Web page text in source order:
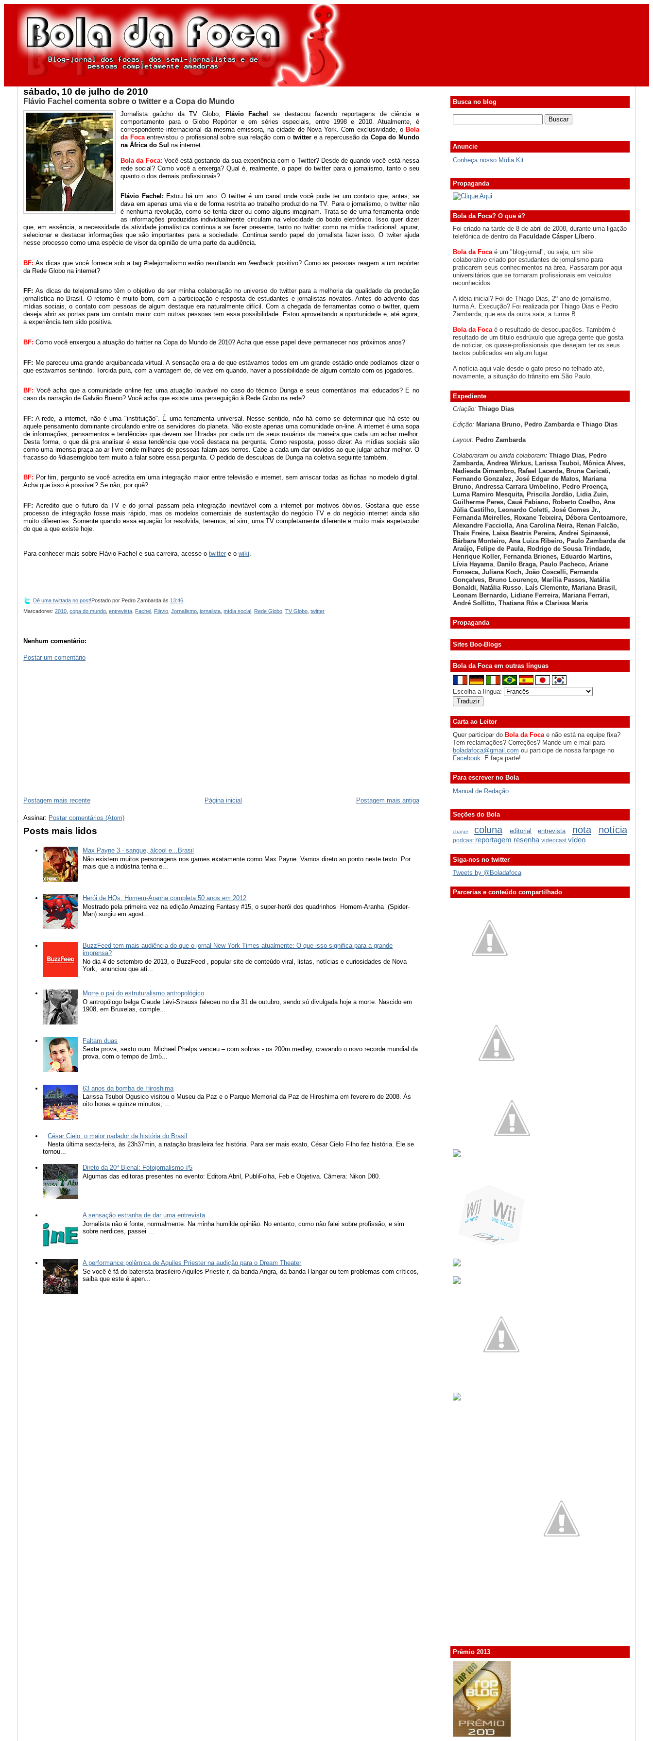
sábado, 10 de julho de 2010
Flávio Fachel comenta sobre o twitter e a Copa do Mundo
Jornalista gaúcho da TV Globo, Flávio Fachel se destacou fazendo reportagens de ciência e
comportamento para o Globo Repórter e em séries especiais, entre 1998 e 2010. Atualmente, é
correspondente internacional da mesma emissora, na cidade de Nova York. Com exclusividade, o Bola
da Focaentrevistou o profissional sobre sua relação com o twittere a repercussão da Copa do Mundo
na África do Sul na internet.
Bola da Foca: Você está gostando da sua experiência com o Twitter? Desde de quando você está nessa
rede social? Como você a enxerga? Qual é, realmente, o papel do twitter para o jornalismo, tanto o seu
quanto o dos demais profissionais?
Flávio Fachel: Estou há um ano. O twitter é um canal onde você pode ter um contato que, antes, se
dava em apenas uma via e de forma restrita ao trabalho produzido na TV. Para o jornalismo, o twitter não
é nenhuma revolução, como se tenta dizer ou como alguns imaginam. Trata-se de uma ferramenta onde
as informações produzidas individualmente circulam na velocidade do boato eletrônico. Isso quer dizer
que, em essência, a necessidade da atividade jornalística continua a se fazer presente, tanto no twitter como na mídia tradicional: apurar,
selecionar e destacar informações que são importantes para a sociedade. Continua sendo papel do jornalista fazer isso. O twiter ajuda
nesse processo como uma espécie de visor da opinião de uma parte da audiência.
BF: As dicas que você fornece sob a tag #telejornalismo estão resultando emfeedbackpositivo? Como as pessoas reagem a um repórter
da Rede Globo na internet?
FF:As dicas de telejornalismo têm o objetivo de ser minha colaboração no universo do twitter para a melhoria da qualidade da produção
jornalística no Brasil. O retorno é muito bom, com a participação e resposta de estudantes e jornalistas novatos. Antes do advento das
mídias sociais, o contato com pessoas de algum destaque era naturalmente difícil. Com a chegada de ferramentas como o twitter, quem
deseja abrir as portas para um contato maior com outras pessoas tem essa possibilidade. Estou aproveitando a oportunidade e, até agora,
a experiência tem sido positiva.
BF: Como você enxergou a atuação do twitter na Copa do Mundo de 2010? Acha que esse papel deve permanecer nos próximos anos?
FF: Me pareceu uma grande arquibancada virtual. A sensação era a de que estávamos todos em um grande estádio onde podíamos dizer o
que estávamos sentindo. Torcida pura, com a vantagem de, de vez em quando, haver a possibilidade de algum contato com os jogadores.
BF: Você acha que a comunidade online fez uma atuação louvável no caso do técnico Dunga e seus comentários mal educados? E no
caso da narração de Galvão Bueno? Você acha que existe uma perseguição à Rede Globo na rede?
FF: A rede, a internet, não é uma "instituição". É uma ferramenta universal. Nesse sentido, não há como se determinar que há este ou
aquele pensamento dominante circulando entre os servidores do planeta. Não existe apenas uma comunidade on-line. A internet é uma sopa
de informações, pensamentos e tendências que devem ser filtradas por cada um de seus usuários da maneira que cada um achar melhor.
Desta forma, o que dá pra analisar é essa tendência que você destaca na pergunta. Como resposta, posso dizer: As mídias sociais são
como uma imensa praça ao ar livre onde milhares de pessoas falam aos berros. Cabe a cada um dar ouvidos ao que julgar achar melhor. O
fracasso do #diasemglobo tem muito a falar sobre essa pergunta. O pedido de desculpas de Dunga na coletiva seguinte também.
BF: Por fim, pergunto se você acredita em uma integração maior entre televisão e internet, sem arriscar todas as fichas no modelo digital.
Acha que isso é possível? Se não, por quê?
FF: Acredito que o futuro da TV e do jornal passam pela integração inevitável com a internet por motivos óbvios. Gostaria que esse
processo de integração fosse mais rápido, mas os modelos comerciais de sustentação do negócio TV e do negócio internet ainda são
muito diferentes. Somente quando essa equação for resolvida, teremos, aí sim, uma TV completamente diferente e muito mais espetacular
do que a que existe hoje.
Para conhecer mais sobre Flávio Fachel e sua carreira, acesse otwitter e owiki.
Dê uma twittada no post!Postado por Pedro Zambarda às 13:46
Marcadores:2010 ,copa do mundo ,entrevista Fachel Flávio ,Jornalismo ,jornalista ,mídia social Rede Globo ,TV Globo ,twitter
Nenhum comentário:
Postar um comentário
Postagem mais recente Postagem mais antiga
Página inicial
Assinar: Postar comentários (Atom)
Posts mais lidos
Max Payne 3 - sangue, álcool e...Brasil
Não existem muitos personagens nos games exatamente como Max Payne. Vamos direto ao ponto neste texto. Por
mais que a indústria tenha e...
Herói de HQs, Homem-Aranha completa 50 anos em 2012
Mostrado pela primeira vez na edição Amazing Fantasy #15, o super-herói dos quadrinhos Homem-Aranha (Spider-
Man) surgiu em agost...
BuzzFeed tem mais audiência do que o jornal New York Times atualmente: O que isso significa para a grande
imprensa?
No dia 4 de setembro de 2013, o BuzzFeed , popular site de conteúdo viral, listas, notícias e curiosidades de Nova
York, anunciou que ati...
Morre o pai do estruturalismo antropológico
O antropólogo belga Claude Lévi-Strauss faleceu no dia 31 de outubro, sendo só divulgada hoje a morte. Nascido em
1908, em Bruxelas, comple...
Faltam duas
Sexta prova, sexto ouro. Michael Phelps venceu – com sobras - os 200m medley, cravando o novo recorde mundial da
prova, com o tempo de 1m5...
63 anos da bomba de Hiroshima
Larissa Tsuboi Ogusico visitou o Museu da Paz e o Parque Memorial da Paz de Hiroshima em fevereiro de 2008. Às
oito horas e quinze minutos, ...
César Cielo: o maior nadador da história do Brasil
Nesta última sexta-feira, às 23h37min, a natação brasileira fez história. Para ser mais exato, César Cielo Filho fez história. Ele se
tornou...
Direto da 20ª Bienal: Fotojornalismo #5
Algumas das editoras presentes no evento: Editora Abril, PubliFolha, Feb e Objetiva. Câmera: Nikon D80.
A sensação estranha de dar uma entrevista
Jornalista não é fonte, normalmente. Na minha humilde opinião. No entanto, como não falei sobre profissão, e sim
sobre nerdices, passei ...
A performance polêmica de Aquiles Priester na audição para o Dream Theater
Se você é fã do baterista brasileiro Aquiles Prieste r, da banda Angra, da banda Hangar ou tem problemas com críticos,
saiba que este é apen...
Busca no blog
Anuncie
Conheça nosso Mídia Kit
Propaganda
Bola da Foca? O que é?
Foi criado na tarde de 8 de abril de 2008, durante uma ligação
telefônica de dentro da Faculdade Cásper Líbero.
Bola da Foca é um "blog-jornal", ou seja, um site
colaborativo criado por estudantes de jornalismo para
praticarem seus conhecimentos na área. Passaram por aqui
universitários que se tornaram profissionais em veículos
reconhecidos.
A ideia inicial? Foi de Thiago Dias, 2º ano de jornalismo,
turma A. Execução? Foi realizada por Thiago Dias e Pedro
Zambarda, que era da outra sala, a turma B.
Bola da Focaé o resultado de desocupações. Também é
resultado de um título esdrúxulo que agrega gente que gosta
de noticiar, os quase-profissionais que desejam ter os seus
textos publicados em algum lugar.
A notícia aqui vale desde o gato preso no telhado até,
novamente, a situação do trânsito em São Paulo.
Expediente
Criação: Thiago Dias
Edição: Mariana Bruno, Pedro Zambarda e Thiago Dias
Layout: Pedro Zambarda
Colaboraram ou ainda colaboram: Thiago Dias, Pedro
Zambarda, Andrea Wirkus, Larissa Tsuboi, Mônica Alves,
Nadiesda Dimambro, Rafael Lacerda, Bruna Caricati,
Fernando Gonzalez, José Edgar de Matos, Mariana
Bruno, Andressa Carrara Umbelino, Pedro Proença,
Luma Ramiro Mesquita, Priscila Jordão, Lidia Zuin,
Guilherme Peres, Cauê Fabiano, Roberto Coelho, Ana
Júlia Castilho, Leonardo Coletti, José Gomes Jr.,
Fernanda Meirelles, Roxane Teixeira, Débora Centoamore,
Alexandre Facciolla, Ana Carolina Neira, Renan Falcão,
Thais Freire, Laisa Beatris Pereira, Andrei Spinassé,
Bárbara Monteiro, Ana Luíza Ribeiro, Paulo Zambarda de
Araújo, Felipe de Paula, Rodrigo de Sousa Trindade,
Henrique Koller, Fernanda Briones, Eduardo Martins,
Lívia Hayama, Danilo Braga, Paulo Pacheco, Ariane
Fonseca, Juliana Koch, João Coscelli, Fernanda
Gonçalves, Bruno Lourenço, Marília Passos, Natália
Bonaldi, Natália Russo, Laís Clemente, Mariana Brasil,
Leonam Bernardo, Lidiane Ferreira, Mariana Ferrari,
André Sollitto, Thatiana Rós e Clarissa Maria
Propaganda
Sites Boo-Blogs
Bola da Foca em outras línguas
Escolha a língua:
Carta ao Leitor
Quer participar do Bola da Focae não está na equipe fixa?
Tem reclamações? Correções? Mande um e-mail para
boladafoca@gmail.com ou participe de nossa fanpage no
Facebook . E faça parte!
Para escrever no Bola
Manual de Redação
Seções do Bola
charge coluna editorial entrevista nota notícia
podcast reportagem resenha videocast vídeo
Siga-nos no twitter
Tweets by @Boladafoca
Parcerias e conteúdo compartilhado
Prêmio 2013